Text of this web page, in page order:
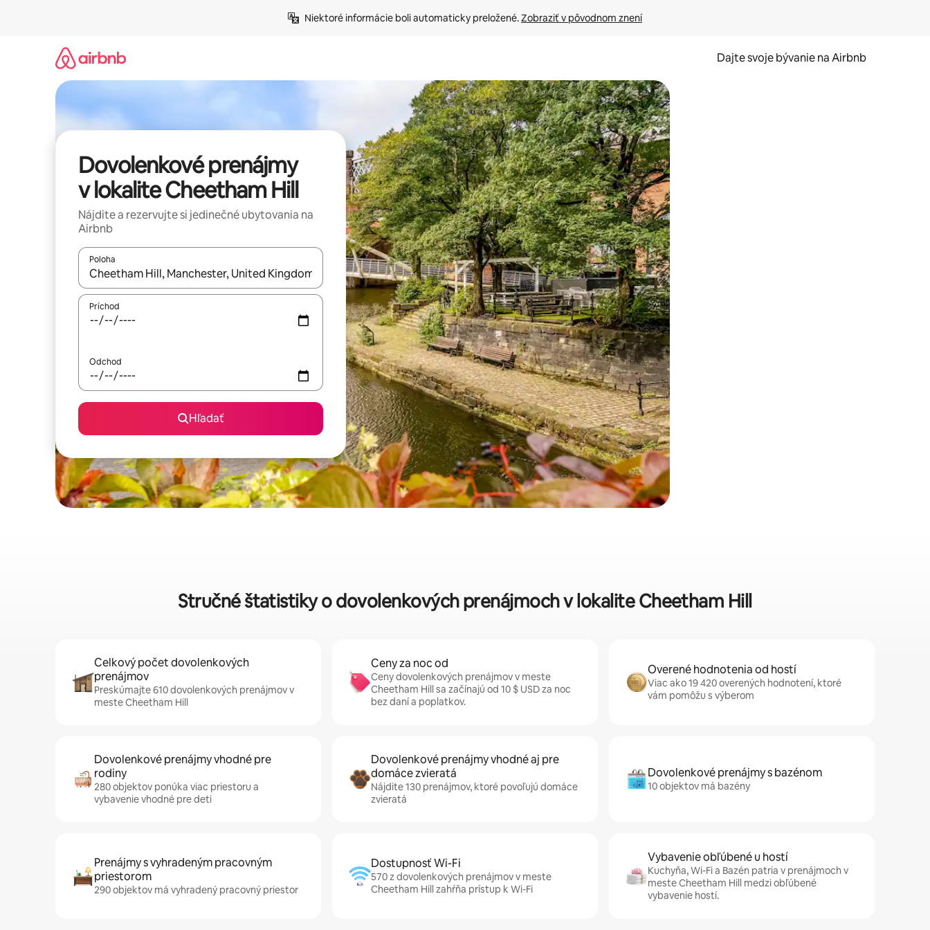
Niektoré informácie boli automaticky preložené. Zobraziť v pôvodnom znení
Dajte svoje bývanie na Airbnb
Dovolenkové prenájmy
v lokalite Cheetham Hill
Nájdite a rezervujte si jedinečné ubytovania na
Airbnb
Poloha
Keď budú výsledky k dispozícii, môžete si ich prechádzať pomocou klávesov so šípkami nahor a nadol alebo ich preskúmať pomocou dotykových gest či potiahnutia prstom.
Príchod
Odchod
Hľadať
Stručné štatistiky o dovolenkových prenájmoch v lokalite Cheetham Hill
Celkový počet dovolenkových
prenájmov
Preskúmajte 610 dovolenkových prenájmov v
meste Cheetham Hill
Ceny za noc od
Ceny dovolenkových prenájmov v meste
Cheetham Hill sa začínajú od 10 $ USD za noc
bez daní a poplatkov.
Overené hodnotenia od hostí
Viac ako 19 420 overených hodnotení, ktoré
vám pomôžu s výberom
Dovolenkové prenájmy vhodné pre
rodiny
280 objektov ponúka viac priestoru a
vybavenie vhodné pre deti
Dovolenkové prenájmy vhodné aj pre
domáce zvieratá
Nájdite 130 prenájmov, ktoré povoľujú domáce
zvieratá
Dovolenkové prenájmy s bazénom
10 objektov má bazény
Prenájmy s vyhradeným pracovným
priestorom
290 objektov má vyhradený pracovný priestor
Dostupnosť Wi-Fi
570 z dovolenkových prenájmov v meste
Cheetham Hill zahŕňa prístup k Wi-Fi
Vybavenie obľúbené u hostí
Kuchyňa, Wi-Fi a Bazén patria v prenájmoch v
meste Cheetham Hill medzi obľúbené
vybavenie hostí.